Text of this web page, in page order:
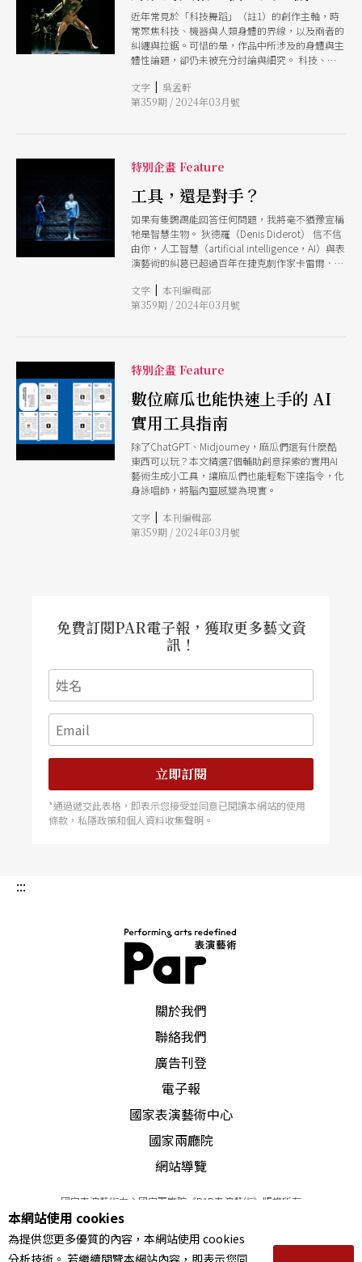
語 這不是一份完整的使用說明書，當中充滿各種
有待釐清的盲盒，正如本期受訪者╱策展人蔡宏賢
所形容，我們正處於跟AI關係最混沌不明，也最美
麗、最有可能性的時代。在無限地打開中，您可能
正是我們重新框限地圖、定位自身的正常現象。
近年常見於「科技舞蹈」（註1）的創作主軸，時
常聚焦科技、機器與人類身體的界線，以及兩者的
糾纏與拉鋸。可惜的是，作品中所涉及的身體與主
體性論題，卻仍未被充分討論與細究。 科技、技
為對立與互相競逐的，尤其如今的AI愈來愈具有高
度學習和自我進化能力，不僅挑戰何謂「人」的創
「科技」成為二元對立的主體問題，從此二元性開
展出的辯證，便總圍繞在是人類的肉身身體作為主
體，還是肉身身體將被科技消除主體，而此主體悖
論可能的解方，往往指向人機共構的「賽博格」
（cyborg）。 在這條軸線上，2012年編舞家黃翊
聚焦人機共舞的《黃翊與庫卡》是經典案例，2019
年編舞家鄭宗龍的《毛月亮》，則在企圖挖掘科技
宰制裡具原始性的肉身騷動中，顯露出肉身身體本
╱機界線辯證地最為完整的編舞家，謝杰樺從
《Second Body》到《肉身賽博格》的創作歷
並將點雲影像以360度光雕投影覆蓋於舞者身體
上，企圖以影像資訊入侵人類肉身並產生纏鬥，但
此時賽博格肉身的形象尚未建構完全。直到2023年
首演的《肉身賽博格》，謝杰樺加入線上觀眾的串
流（live-streaming）與AI生成（generative）影
的影像，由演算法將觀眾們與舞者的面孔即時生成
為「臉的集合」，再變化為舞者的影像複本與數位
替身（avatar），舞者再將此替身影像與部分的身
體部位進行拼接。 也就是說，從《Second
Body》到《肉身賽博格》的過程，是從封閉影像
機器的模控系統（cybernetic），朝向更開放且不
可預測的AI機器學習，且透過多重的鏡頭與螢幕，
文字 | 吳孟軒
第359期 / 2024年03月號
特別企畫 Feature
工具，還是對手？
如果有隻鸚鵡能回答任何問題，我將毫不猶豫宣稱
牠是智慧生物。 狄德羅（Denis Diderot） 信不信
由你，人工智慧（artificial intelligence，AI）與表
演藝術的糾葛已超過百年在捷克劇作家卡雷爾．恰
機器人》（Rossum's Universal Robots）中，
「機器人」（robot）一詞首度被用來描述這種外
工智慧的經典想像：從《2001 太空漫遊》的 HAL
9000 到《魔鬼終結者》的天網，機器一旦開始思
考，毀滅人類似乎總是它們的首要任務。 如果我
們把人類到底多不該存在先放一邊，這類故事原型
正好讓我們一窺大眾對 AI 的終極想像：它們能理
終甚至可能演化出自由意志而做出（就人類看來）
叛逆的決定。這種能像人一般認知、思考、學習的
AI，稱作通用人工智慧（artificial general
intelligence，AGI）或強人工智慧（strong AI）。
黑盒子中的秘密：人工智慧是如何產生「智慧」？
AGI 一直是 AI 研究領域的終極聖杯，現階段 AGI
離實現也還有段距離（註1）；目前日常生活可見
（weak AI），基本上只能在人類的明確命令下執
行單一任務，於此範疇外，則通常一無所知。儘管
如此，弱人工智慧仍不時震驚世人，特別在弈棋這
個常跟「智力」聯想在一起的領域比如 1997 年深
擊敗圍棋九段李世乭。但不論 AlphaGo 圍棋下得
再好，不經過重新訓練，它並無法直接
文字 | 本刊編輯部
第359期 / 2024年03月號
特別企畫 Feature
數位麻瓜也能快速上手的 AI
實用工具指南
除了ChatGPT、Midjourney，麻瓜們還有什麼酷
東西可以玩？本文精選7個輔助創意探索的實用AI
藝術生成小工具，讓麻瓜們也能輕鬆下達指令，化
身詠唱師，將腦內靈感變為現實。
文字 | 本刊編輯部
第359期 / 2024年03月號
免費訂閱PAR電子報，獲取更多藝文資
訊！
立即訂閱
*通過遞交此表格，即表示您接受並同意已閱讀本網站的使用
條款，私隱政策和個人資料收集聲明。
:::
關於我們
聯絡我們
廣告刊登
電子報
國家表演藝術中心
國家兩廳院
網站導覽
國家表演藝術中心國家兩廳院《PAR表演藝術》版權所有
© 2022Performing arts redefined. All Rights Reserved
統一編號 Tax Id number 00973926
本站所提供相關演出資訊，如有異動應以主辦單位公告為準。
本網站使用 cookies
為提供您更多優質的內容，本網站使用 cookies
分析技術。 若繼續閱覽本網站內容，即表示您同